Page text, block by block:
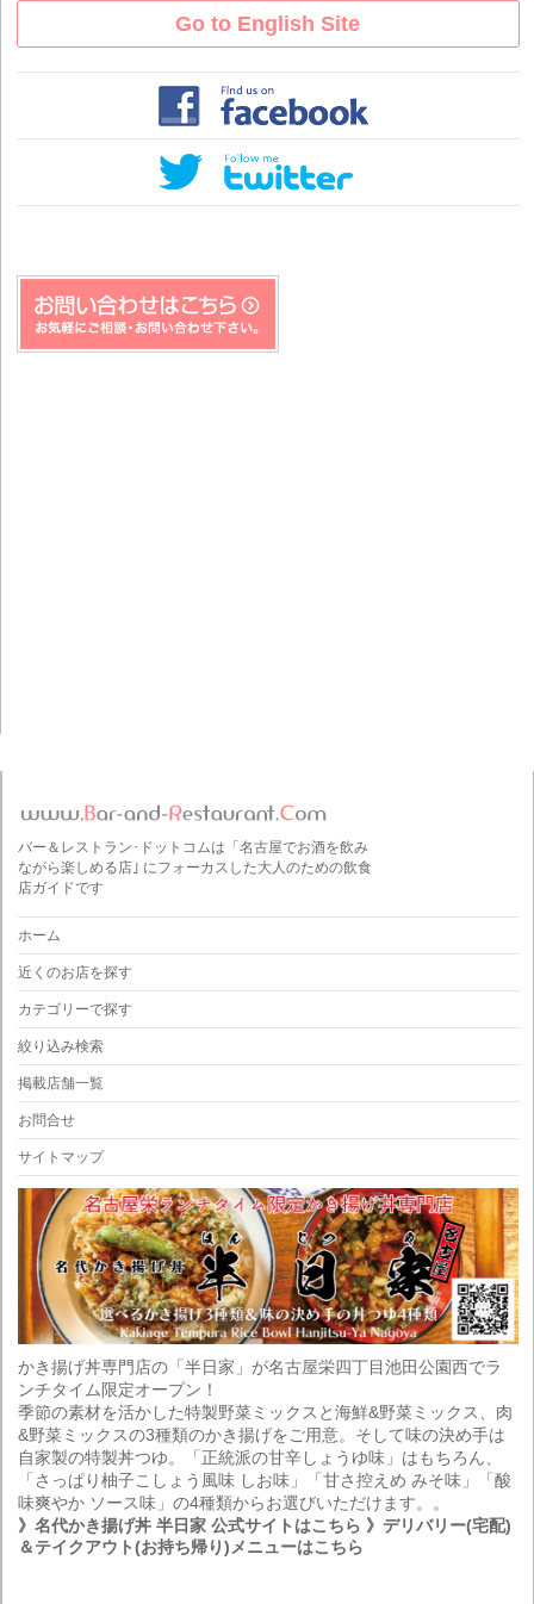
Go to English Site
バー＆レストラン･ドットコムは「名古屋でお酒を飲み
ながら楽しめる店｣ にフォーカスした大人のための飲食
店ガイドです
ホーム
近くのお店を探す
カテゴリーで探す
絞り込み検索
掲載店舗一覧
お問合せ
サイトマップ
かき揚げ丼専門店の「半日家」が名古屋栄四丁目池田公園西でラ
ンチタイム限定オープン！
季節の素材を活かした特製野菜ミックスと海鮮&野菜ミックス、肉
&野菜ミックスの3種類のかき揚げをご用意。そして味の決め手は
自家製の特製丼つゆ。「正統派の甘辛しょうゆ味」はもちろん、
「さっぱり柚子こしょう風味 しお味」「甘さ控えめ みそ味」「酸
味爽やか ソース味」の4種類からお選びいただけます。。
》名代かき揚げ丼 半日家 公式サイトはこちら 》デリバリー(宅配)
＆テイクアウト(お持ち帰り)メニューはこちら